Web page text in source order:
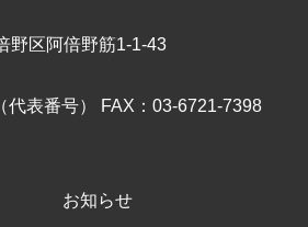
野区阿倍野筋1-1-43
（代表番号） FAX：03-6721-7398
お知らせ